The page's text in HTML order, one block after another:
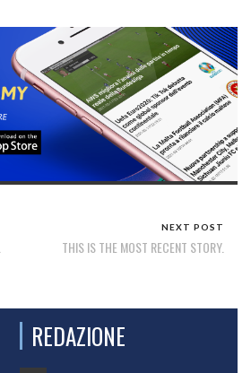
NEXT POST
THIS IS THE MOST RECENT STORY.
REDAZIONE